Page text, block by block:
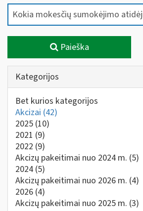
Paieška
Kategorijos
Bet kurios kategorijos
Akcizai (42)
2025 (10)
2021 (9)
2022 (9)
Akcizų pakeitimai nuo 2024 m. (5)
2024 (5)
Akcizų pakeitimai nuo 2026 m. (4)
2026 (4)
Akcizų pakeitimai nuo 2025 m. (3)